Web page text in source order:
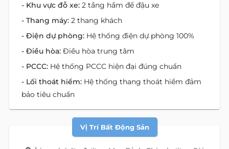
- Khu vực đỗ xe: 2 tầng hầm để đậu xe
- Thang máy: 2 thang khách
- Điện dự phòng: Hệ thống điện dự phòng 100%
- Điều hòa: Điều hòa trung tâm
- PCCC: Hệ thống PCCC hiện đại đúng chuẩn
- Lối thoát hiểm: Hệ thống thang thoát hiểm đảm
bảo tiêu chuẩn
Vị Trí Bất Động Sản